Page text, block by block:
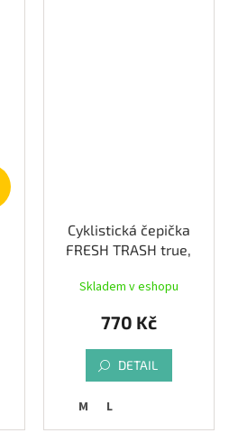
Cyklistická čepička
FRESH TRASH true,
Skladem v eshopu
770 Kč
DETAIL
M L